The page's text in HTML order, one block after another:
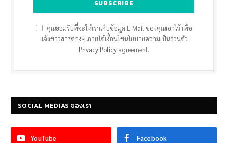
คุณยอมรับที่จะให้เราเก็บข้อมูล E-Mail ของคุณเอาไว้ เพื่อ
แจ้งข่าวสารต่างๆ ภายใต้เงื่อนไขนโยบายความเป็นส่วนตัว
Privacy Policyagreement.
SOCIAL MEDIAS ของเรา
YouTube Facebook